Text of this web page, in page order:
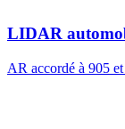
LIDAR
AR accordé à 905